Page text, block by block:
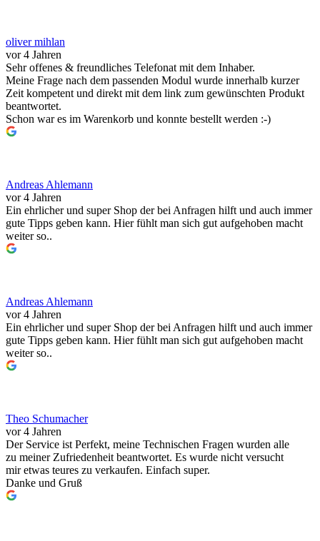
oliver mihlan
vor 4 Jahren
Sehr offenes & freundliches Telefonat mit dem Inhaber.
Meine Frage nach dem passenden Modul wurde innerhalb kurzer
Zeit kompetent und direkt mit dem link zum gewünschten Produkt
beantwortet.
Schon war es im Warenkorb und konnte bestellt werden :-)
Andreas Ahlemann
vor 4 Jahren
Ein ehrlicher und super Shop der bei Anfragen hilft und auch immer
gute Tipps geben kann. Hier fühlt man sich gut aufgehoben macht
weiter so..
Andreas Ahlemann
vor 4 Jahren
Ein ehrlicher und super Shop der bei Anfragen hilft und auch immer
gute Tipps geben kann. Hier fühlt man sich gut aufgehoben macht
weiter so..
Theo Schumacher
vor 4 Jahren
Der Service ist Perfekt, meine Technischen Fragen wurden alle
zu meiner Zufriedenheit beantwortet. Es wurde nicht versucht
mir etwas teures zu verkaufen. Einfach super.
Danke und Gruß